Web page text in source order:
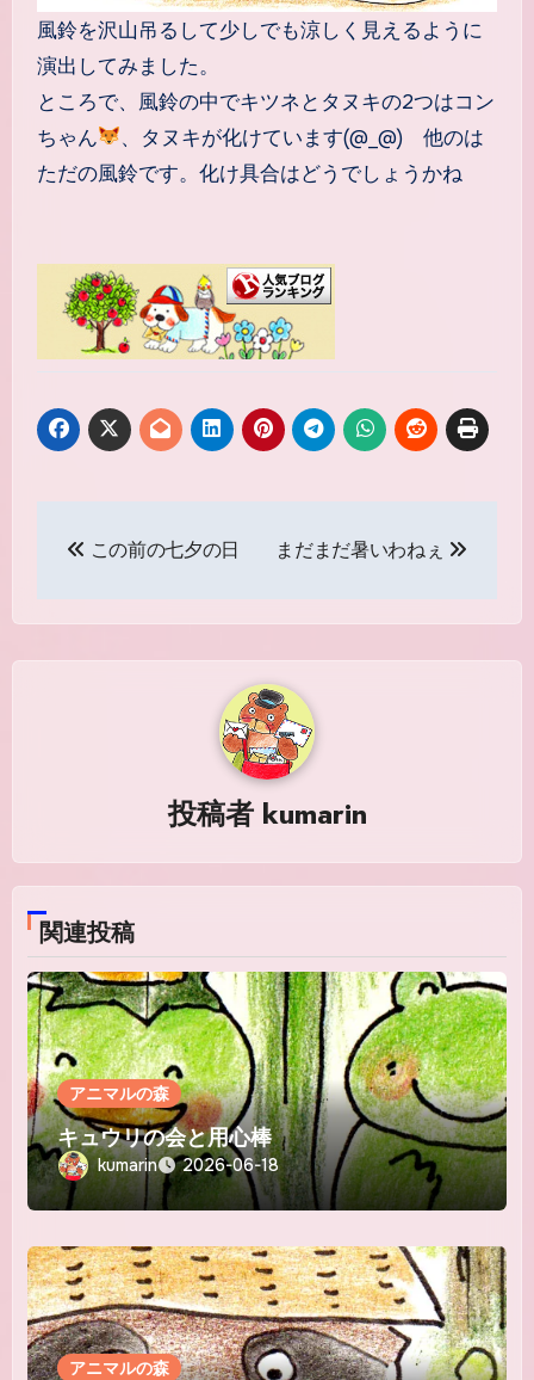
風鈴を沢山吊るして少しでも涼しく見えるように
演出してみました。
ところで、風鈴の中でキツネとタヌキの2つはコン
ちゃん
、タヌキが化けています(@_@) 他のは
ただの風鈴です。化け具合はどうでしょうかね
稿
ナ
ビ
ョ
ン
この前の七夕の日 まだまだ暑いわねぇ
投稿者 kumarin
関連投稿
アニマルの森
キュウリの会と用心棒
kumarin 2026-06-18
アニマルの森